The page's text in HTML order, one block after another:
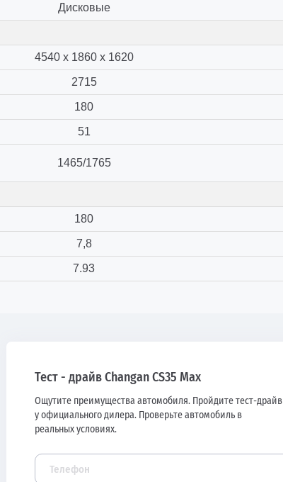
Дисковые
4540 х 1860 х 1620
2715
180
51
1465/1765
180
7,8
7.93
Тест - драйв Changan CS35 Max
Ощутите преимущества автомобиля. Пройдите тест-драйв
у официального дилера. Проверьте автомобиль в
реальных условиях.